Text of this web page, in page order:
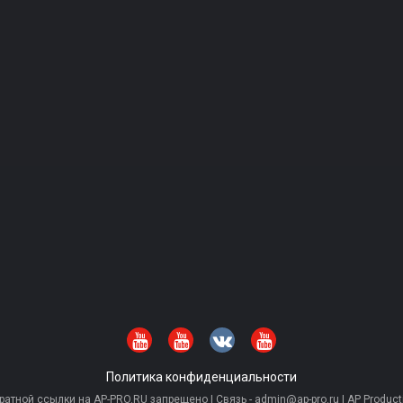
Политика конфиденциальности
ссылки на AP-PRO.RU запрещено | Связь - admin@ap-pro.ru | AP